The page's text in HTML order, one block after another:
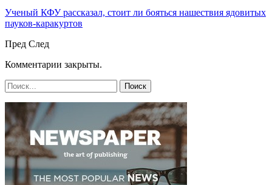
Ученый КФУ рассказал, стоит ли бояться нашествия ядовитых
пауков-каракуртов
Пред След
Комментарии закрыты.